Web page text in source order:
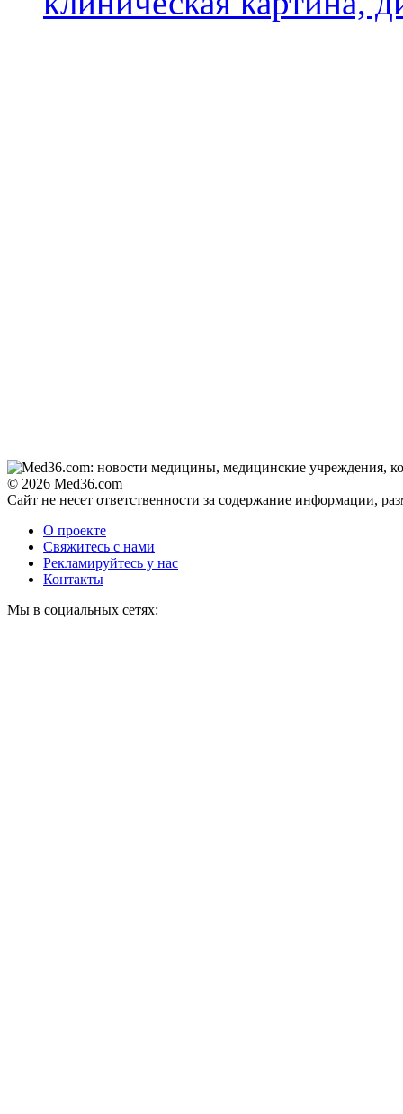
© 2026 Med36.com
Сайт не несет ответственности за содержание информации,
О проекте
Свяжитесь с нами
Рекламируйтесь у нас
Контакты
Мы в социальных сетях: